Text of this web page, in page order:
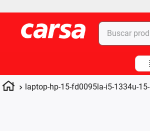
Buscar
laptop-hp-15-fd0095la-i5-1334u-
Términos más buscados
1.
celulares